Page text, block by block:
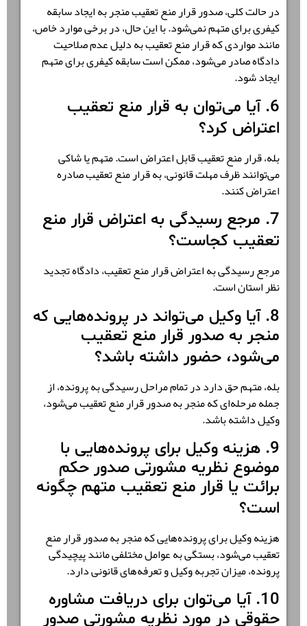
در حالت کلی، صدور قرار منع تعقیب منجر به ایجاد سابقه
کیفری برای متهم نمی‌شود. با این حال، در برخی موارد خاص،
مانند مواردی که قرار منع تعقیب به دلیل عدم صلاحیت
دادگاه صادر می‌شود، ممکن است سابقه کیفری برای متهم
ایجاد شود.
6. آیا می‌توان به قرار منع تعقیب
اعتراض کرد؟
بله، قرار منع تعقیب قابل اعتراض است. متهم یا شاکی
می‌توانند ظرف مهلت قانونی، به قرار منع تعقیب صادره
اعتراض کنند.
7. مرجع رسیدگی به اعتراض قرار منع
تعقیب کجاست؟
مرجع رسیدگی به اعتراض قرار منع تعقیب، دادگاه تجدید
نظر استان است.
8. آیا وکیل می‌تواند در پرونده‌هایی که
منجر به صدور قرار منع تعقیب
می‌شود، حضور داشته باشد؟
بله، متهم حق دارد در تمام مراحل رسیدگی به پرونده، از
جمله مرحله‌ای که منجر به صدور قرار منع تعقیب می‌شود،
وکیل داشته باشد.
9. هزینه وکیل برای پرونده‌هایی با
موضوع نظریه مشورتی صدور حکم
برائت یا قرار منع تعقیب متهم چگونه
است؟
هزینه وکیل برای پرونده‌هایی که منجر به صدور قرار منع
تعقیب می‌شود، بستگی به عوامل مختلفی مانند پیچیدگی
پرونده، میزان تجربه وکیل و تعرفه‌های قانونی دارد.
10. آیا می‌توان برای دریافت مشاوره
حقوقی در مورد نظریه مشورتی صدور